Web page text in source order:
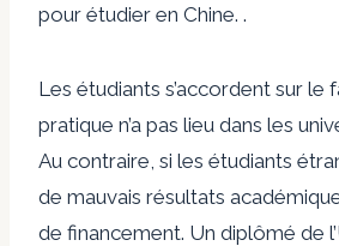
pour étudier en Chine. .
Les étudiants s’accordent sur le
pratique n’a pas lieu dans les
Au contraire, si les étudiants
de mauvais résultats
de financement. Un diplômé de